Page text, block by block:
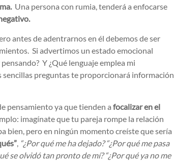
Una persona con rumia, tenderá a enfocarse
antes de adentrarnos en él debemos de ser
Si advertimos un estado emocional
Y ¿Qué lenguaje emplea mi
sencillas preguntas te proporcionará información
pensamiento ya que tienden a focalizar en el
imagínate que tu pareja rompe la relación
bien, pero en ningún momento creíste que sería
, “¿Por qué me ha dejado? “¿Por qué me pasa
se olvidó tan pronto de mí? “¿Por qué ya no me